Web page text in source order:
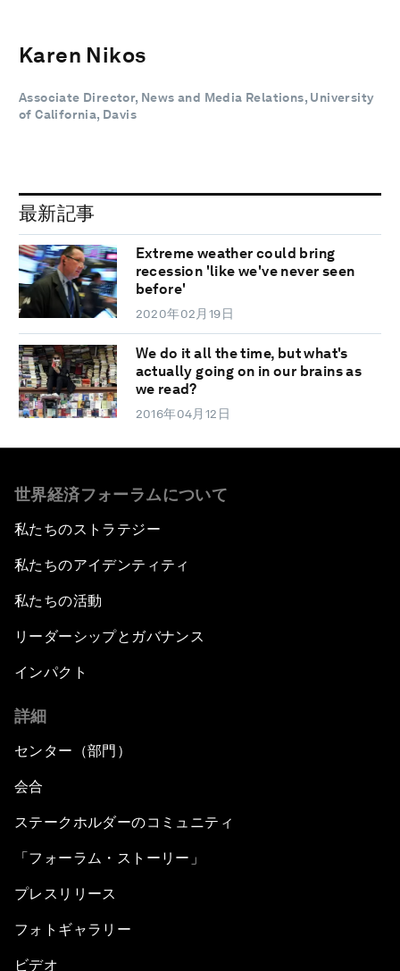
Karen Nikos
Associate Director, News and Media Relations, University
of California, Davis
最新記事
Extreme weather could bring
recession 'like we've never seen
before'
2020年02月19日
We do it all the time, but what's
actually going on in our brains as
we read?
2016年04月12日
世界経済フォーラムについて
私たちのストラテジー
私たちのアイデンティティ
私たちの活動
リーダーシップとガバナンス
インパクト
詳細
センター（部門）
会合
ステークホルダーのコミュニティ
「フォーラム・ストーリー」
プレスリリース
フォトギャラリー
ビデオ